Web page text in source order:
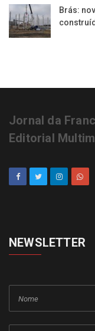
Brás:
Jornal da
Editorial
NEWSLETTER